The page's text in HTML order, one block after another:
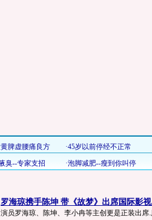
罗海琼携手陈坤 带《故梦》出席国际影
演员罗海琼、陈坤、李小冉等主创更是正装出席